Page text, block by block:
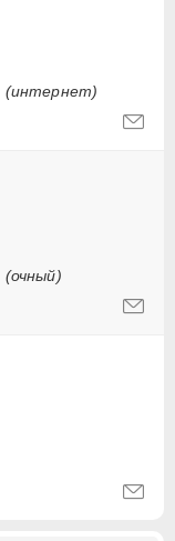
(интернет)
(очный)